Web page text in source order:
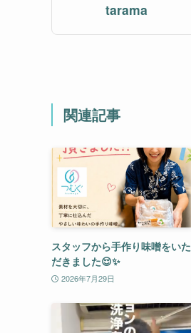
tarama
関連記事
スタッフから手作り味噌をいた
だきました😌✨
2026年7月29日